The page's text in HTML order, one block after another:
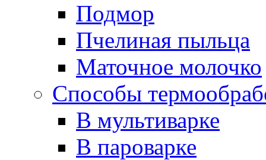
Подмор
Пчелиная пыльца
Маточное молочко
Способы
В мультиварке
В пароварке